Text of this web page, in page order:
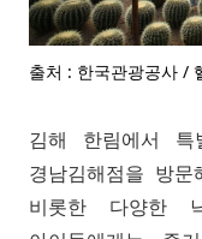
출처 : 한국관광공사 /
김해 한림에서 특
경남김해점을 방
비롯한 다양한